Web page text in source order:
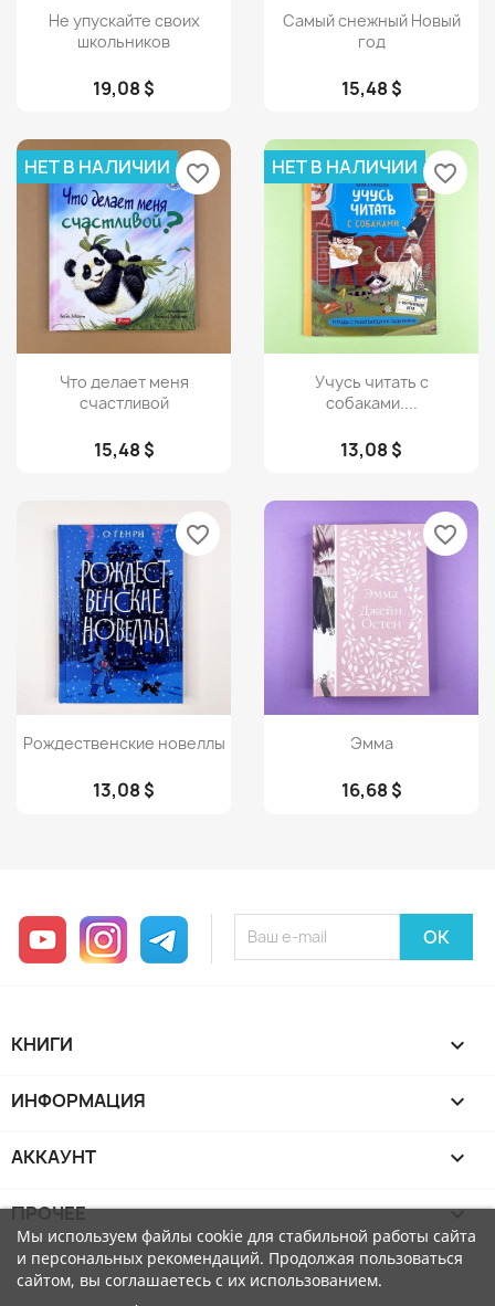
Просмотр
Не упускайте своих
школьников
19,08 $
Просмотр
Самый снежный Новый
год
15,48 $
 Просмотр
Что делает меня
счастливой
15,48 $
НЕТ В НАЛИЧИИ favorite_border
Просмотр
Учусь читать с
собаками....
13,08 $
НЕТ В НАЛИЧИИ favorite_border
Просмотр
Рождественские новеллы
13,08 $
favorite_border
Просмотр
Эмма
16,68 $
favorite_border
YouTube InstagramTelegram
КНИГИ 
ИНФОРМАЦИЯ 
АККАУНТ 
ПРОЧЕЕ 
Мы используем файлы cookie для стабильной работы сайта
и персональных рекомендаций. Продолжая пользоваться
сайтом, вы соглашаетесь с их использованием.